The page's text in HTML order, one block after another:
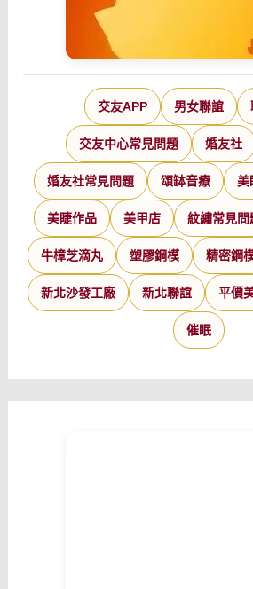
交友APP 男女聯誼
交友中心常見問題 婚友社
婚友社常見問題 頌缽音療 美
美睫作品 美甲店 紋繡常見問
牛樟芝滴丸 塑膠鋼模 精密鋼
新北沙發工廠 新北聯誼 平價
催眠